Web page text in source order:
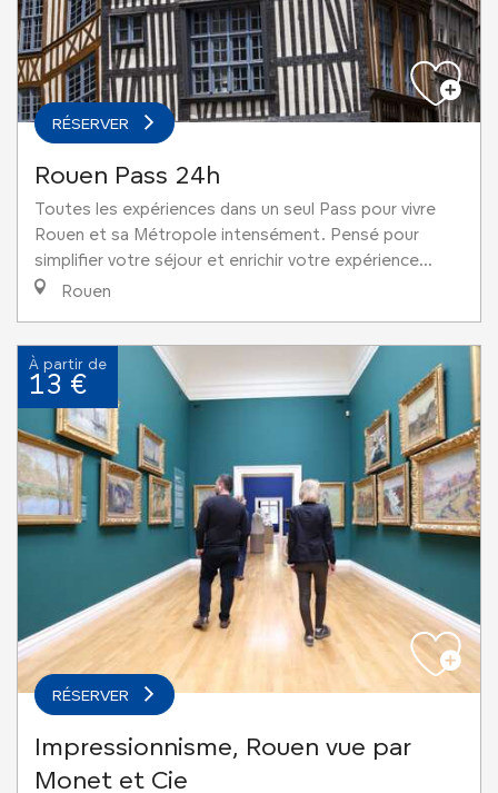
RÉSERVER
Rouen Pass 24h
Toutes les expériences dans un seul Pass pour vivre
Rouen et sa Métropole intensément. Pensé pour
simplifier votre séjour et enrichir votre expérience...
Rouen
À partir de
13 €
RÉSERVER
Impressionnisme, Rouen vue par
Monet et Cie